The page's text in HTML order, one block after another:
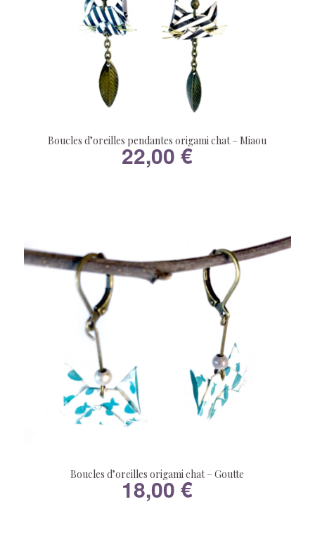
Boucles d’oreilles pendantes origami chat – Miaou
22,00€
Boucles d’oreilles origami chat – Goutte
18,00€